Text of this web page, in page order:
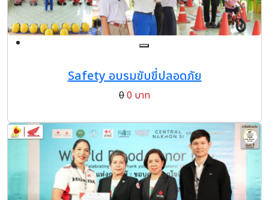
Safety อบรมขับขี่ปลอดภัย
00 บาท